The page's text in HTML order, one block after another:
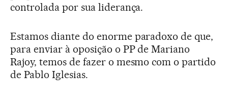
controlada por sua liderança.
Estamos diante do enorme paradoxo de que,
para enviar à oposição o PP de Mariano
Rajoy, temos de fazer o mesmo com o partido
de Pablo Iglesias.